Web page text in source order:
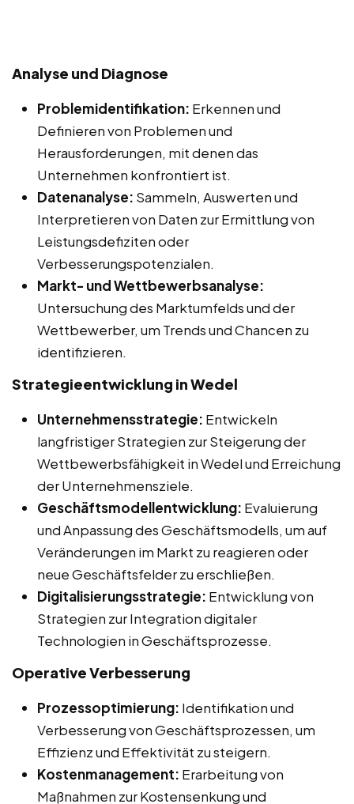
Analyse und Diagnose
Problemidentifikation: Erkennen und
Definieren von Problemen und
Herausforderungen, mit denen das
Unternehmen konfrontiert ist.
Datenanalyse: Sammeln, Auswerten und
Interpretieren von Daten zur Ermittlung von
Leistungsdefiziten oder
Verbesserungspotenzialen.
Markt- und Wettbewerbsanalyse:
Untersuchung des Marktumfelds und der
Wettbewerber, um Trends und Chancen zu
identifizieren.
Strategieentwicklung in Wedel
Unternehmensstrategie: Entwickeln
langfristiger Strategien zur Steigerung der
Wettbewerbsfähigkeit in Wedel und Erreichung
der Unternehmensziele.
Geschäftsmodellentwicklung: Evaluierung
und Anpassung des Geschäftsmodells, um auf
Veränderungen im Markt zu reagieren oder
neue Geschäftsfelder zu erschließen.
Digitalisierungsstrategie: Entwicklung von
Strategien zur Integration digitaler
Technologien in Geschäftsprozesse.
Operative Verbesserung
Prozessoptimierung: Identifikation und
Verbesserung von Geschäftsprozessen, um
Effizienz und Effektivität zu steigern.
Kostenmanagement: Erarbeitung von
Maßnahmen zur Kostensenkung und